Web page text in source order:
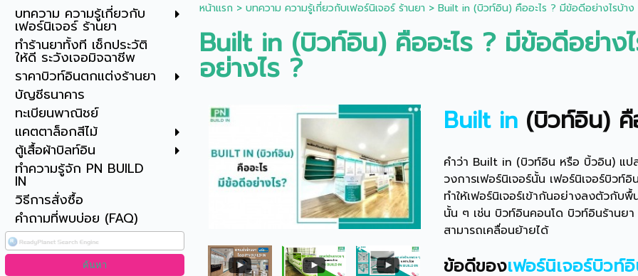
บทความ ความรู้เกี่ยวกับ
เฟอร์นิเจอร์ ร้านยา
ทำร้านยาทั้งที เช็กประวัติ
ให้ดี ระวังเจอมิจฉาชีพ
ราคาบิวท์อินตกแต่งร้านยา
บัญชีธนาคาร
ทะเบียนพาณิชย์
แคตตาล็อกสีไม้
ตู้เสื้อผ้าบิลท์อิน
ทำความรู้จัก PN BUILD
IN
วิธีการสั่งซื้อ
คำถามที่พบบ่อย (FAQ)
หน้าแรก > บทความ ความรู้เกี่ยวกับเฟอร์นิเจอร์ ร้านยา> Built in (บิวท์อิน) คืออะไร ? มีข้อดีอย่างไรบ้า
Built in (บิวท์อิน) คืออะไร ? มีข้อดีอย่าง
อย่างไร ?
Built in(บิวท์อิน) คื
คำว่า Built in (บิวท์อิน หรือ บิ้วอิน) แป
วงการเฟอร์นิเจอร์นั้น เฟอร์นิเจอร์บิว
ทำให้เฟอร์นิเจอร์เข้ากันอย่างลงตัวกับ
นั้น ๆ เช่น บิวท์อินคอนโด บิวท์อินร้านย
สามารถเคลื่อนย้ายได้
ข้อดีของเฟอร์นิเจอร์บิวท์